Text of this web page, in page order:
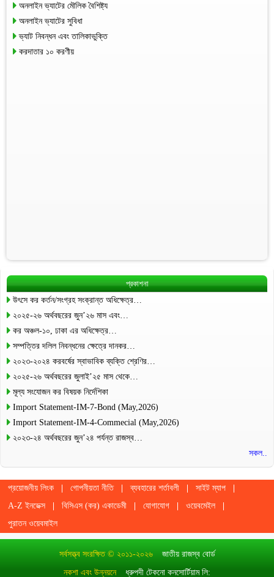
অনলাইন ভ্যাটের মৌলিক বৈশিষ্ট্য
অনলাইন ভ্যাটের সুবিধা
ভ্যাট নিবন্ধন এবং তালিকাভুক্তি
করদাতার ১০ করণীয়
প্রকাশনা
উৎসে কর কর্তন/সংগ্রহ সংক্রান্ত অধিক্ষেত্র…
২০২৫-২৬ অর্থবছরের জুন’২৬ মাস এবং…
কর অঞ্চল-১০, ঢাকা এর অধিক্ষেত্র…
সম্পত্তির দলিল নিবন্ধনের ক্ষেত্রে দানকর…
২০২৩-২০২৪ করবর্ষের স্বাভাবিক ব্যক্তি শ্রেণির…
২০২৫-২৬ অর্থবছরের জুলাই’২৫ মাস থেকে…
মূল্য সংযোজন কর বিষয়ক নির্দেশিকা
Import Statement-IM-7-Bond (May,2026)
Import Statement-IM-4-Commecial (May,2026)
২০২৩-২৪ অর্থবছরের জুন’২৪ পর্যন্ত রাজস্ব…
সকল..
প্রয়োজনীয় লিংক গোপনীয়তা নীতি ব্যবহারের শর্তাবলী
সাইট ম্যাপ
A-Z ইনডেক্স
বিসিএস (কর) একাডেমী যোগাযোগ
ওয়েবমেইল
পুরাতন ওয়েবমাইল
সর্বসত্ত্ব সংরক্ষিত © ২০১১-২০২৬ জাতীয় রাজস্ব বোর্ড
নকশা এবং উন্নয়নে ধ্রুপদী টেকনো কনসোর্টিয়াম লি: